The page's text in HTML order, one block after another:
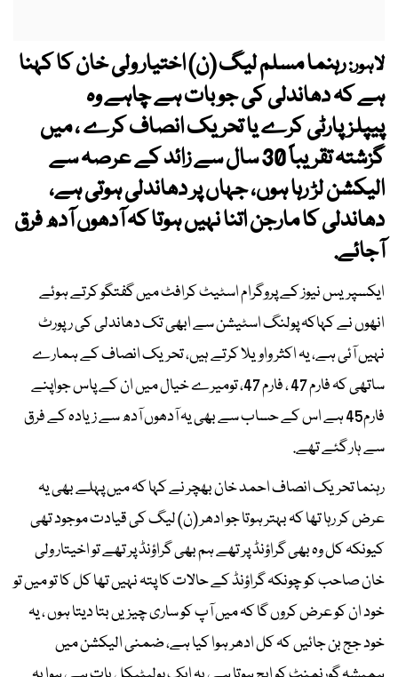
لاہور:رہنما مسلم لیگ (ن) اختیار ولی خان کا کہنا
ہے کہ دھاندلی کی جو بات ہے چاہے وہ
پیپلزپارٹی کرے یا تحریک انصاف کرے ، میں
گزشتہ تقریباً 30 سال سے زائد کے عرصہ سے
الیکشن لڑ رہا ہوں، جہاں پر دھاندلی ہوتی ہے،
دھاندلی کا مارجن اتنا نہیں ہوتا کہ آدھوں آدھ فرق
آجائے.
ایکسپریس نیوز کے پروگرام اسٹیٹ کرافٹ میں گفتگو کرتے ہوئے
انھوں نے کہاکہ پولنگ اسٹیشن سے ابھی تک دھاندلی کی رپورٹ
نہیں آئی ہے، یہ اکثر واویلا کرتے ہیں، تحریک انصاف کے ہمارے
ساتھی کہ فارم 47 ، فارم 47، تومیرے خیال میں ان کے پاس جواپنے
فارم45 ہے اس کے حساب سے بھی یہ آدھوں آدھ سے زیادہ کے فرق
سے ہار گئے تھے.
رہنما تحریک انصاف احمد خان بھچر نے کہا کہ میں پہلے بھی یہ
عرض کر رہا تھا کہ بہتر ہوتا جو ادھر (ن) لیگ کی قیادت موجود تھی
کیونکہ کل وہ بھی گراؤنڈ پر تھے ہم بھی گراؤنڈ پر تھے تو اخیتار ولی
خان صاحب کو چونکہ گراؤنڈ کے حالات کا پتہ نہیں تھا کل کا تو میں تو
خود ان کو عرض کروں گا کہ میں آپ کو ساری چیزیں بتا دیتا ہوں ، یہ
خود جج بن جائیں کہ کل ادھر ہوا کیا ہے، ضمنی الیکشن میں